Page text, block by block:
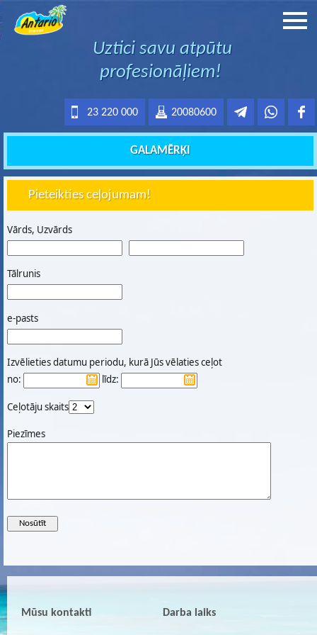
Uztici savu atpūtu
profesionāļiem!
20080600
23 220 000
GALAMĒRĶI
Pieteikties ceļojumam!
Vārds, Uzvārds
Tālrunis
e-pasts
Izvēlieties datumu periodu, kurā Jūs vēlaties ceļot
no:
līdz:
Ceļotāju skaits
Piezīmes
Mūsu kontakti Darba laiks